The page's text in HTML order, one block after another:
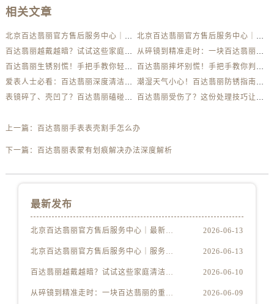
相关文章
北京百达翡丽官方售后服务中心｜最新电话及地址权威信息公示（2026年6月最新）
北京百达翡丽官方售后服务中心｜服务热线及办公地址权威信息公示（2026年6月最新）
百达翡丽越戴越暗？试试这些家庭清洁妙招
从碎镜到精准走时：一块百达翡丽的重生之路
百达翡丽生锈别慌！手把手教你轻松应对
百达翡丽摔坏别慌！手把手教你判断损伤程度
爱表人士必看：百达翡丽深度清洁与日常养护全解析
潮湿天气小心！百达翡丽防锈指南助你安心佩戴
表镜碎了、壳凹了？百达翡丽磕碰急救指南来了
百达翡丽受伤了？这份处理技巧让你省下大几千
上一篇： 百达翡丽手表表壳割手怎么办
下一篇： 百达翡丽表蒙有划痕解决办法深度解析
最新发布
北京百达翡丽官方售后服务中心｜最新电话及地址权威信息公示（2026年6月最新） 2026-06-13
北京百达翡丽官方售后服务中心｜服务热线及办公地址权威信息公示（2026年6月最新） 2026-06-13
百达翡丽越戴越暗？试试这些家庭清洁妙招 2026-06-10
从碎镜到精准走时：一块百达翡丽的重生之路 2026-06-09